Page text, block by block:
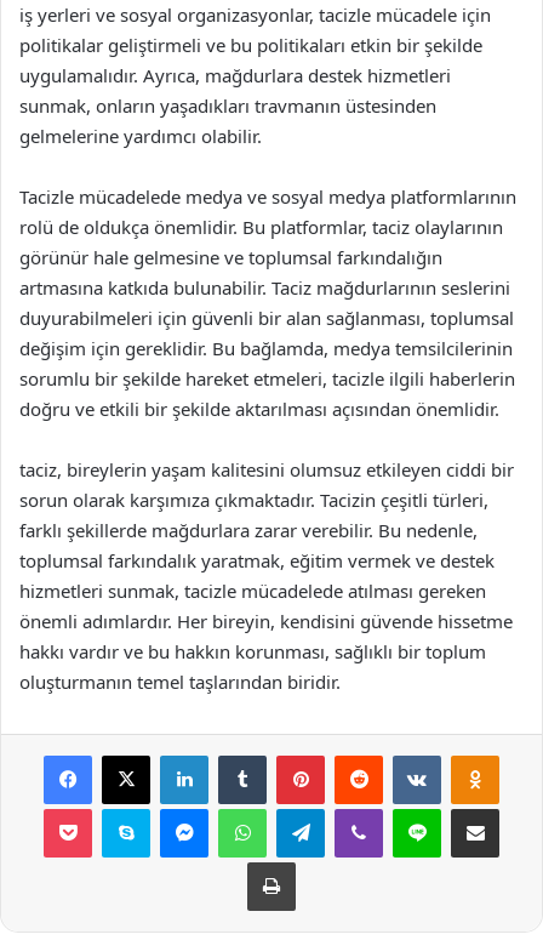
iş yerleri ve sosyal organizasyonlar, tacizle mücadele için
politikalar geliştirmeli ve bu politikaları etkin bir şekilde
uygulamalıdır. Ayrıca, mağdurlara destek hizmetleri
sunmak, onların yaşadıkları travmanın üstesinden
gelmelerine yardımcı olabilir.
Tacizle mücadelede medya ve sosyal medya platformlarının
rolü de oldukça önemlidir. Bu platformlar, taciz olaylarının
görünür hale gelmesine ve toplumsal farkındalığın
artmasına katkıda bulunabilir. Taciz mağdurlarının seslerini
duyurabilmeleri için güvenli bir alan sağlanması, toplumsal
değişim için gereklidir. Bu bağlamda, medya temsilcilerinin
sorumlu bir şekilde hareket etmeleri, tacizle ilgili haberlerin
doğru ve etkili bir şekilde aktarılması açısından önemlidir.
taciz, bireylerin yaşam kalitesini olumsuz etkileyen ciddi bir
sorun olarak karşımıza çıkmaktadır. Tacizin çeşitli türleri,
farklı şekillerde mağdurlara zarar verebilir. Bu nedenle,
toplumsal farkındalık yaratmak, eğitim vermek ve destek
hizmetleri sunmak, tacizle mücadelede atılması gereken
önemli adımlardır. Her bireyin, kendisini güvende hissetme
hakkı vardır ve bu hakkın korunması, sağlıklı bir toplum
oluşturmanın temel taşlarından biridir.
Facebook
X LinkedInTumblr PinterestReddit VKontakte
Pocket Skype MessengerWhatsAppTelegramViber Line E-Posta ile
Yazdır